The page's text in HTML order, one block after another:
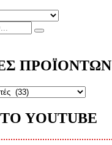
ΠΡΟΪΟΝΤΩΝ
YOUTUBE